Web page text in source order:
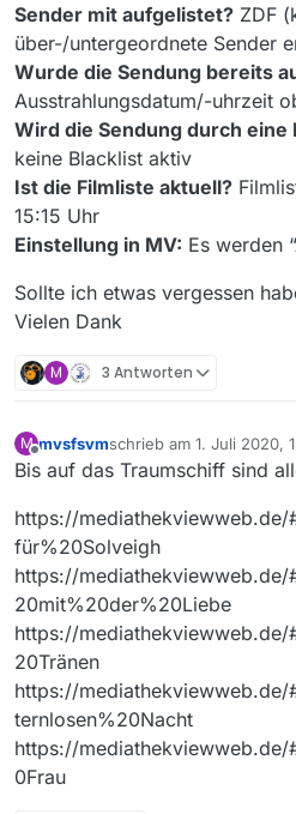
Sender mit aufgelistet? ZDF
über-/untergeordnete Sender
Wurde die Sendung bereits
Ausstrahlungsdatum/-uhrzeit
Wird die Sendung durch
keine Blacklist aktiv
Ist die Filmliste aktuell?
15:15 Uhr
Einstellung in MV: Es werden
Sollte ich etwas vergessen
Vielen Dank
M 3 Antworten
M
Offline
mvsfsvmschrieb am 1. Juli 2020,
zuletzt editiert von
Bis auf das Traumschiff sind
https://
für%20Solveigh
https://mediathekviewweb.de/
20mit%20der%20Liebe
https://mediathekviewweb.de/
20Tränen
https://
ternlosen%20Nacht
https://
0Frau